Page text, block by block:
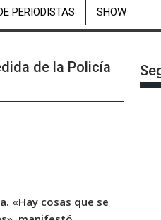
PERIODISTAS SHOW
de la Policía
«Hay cosas que se